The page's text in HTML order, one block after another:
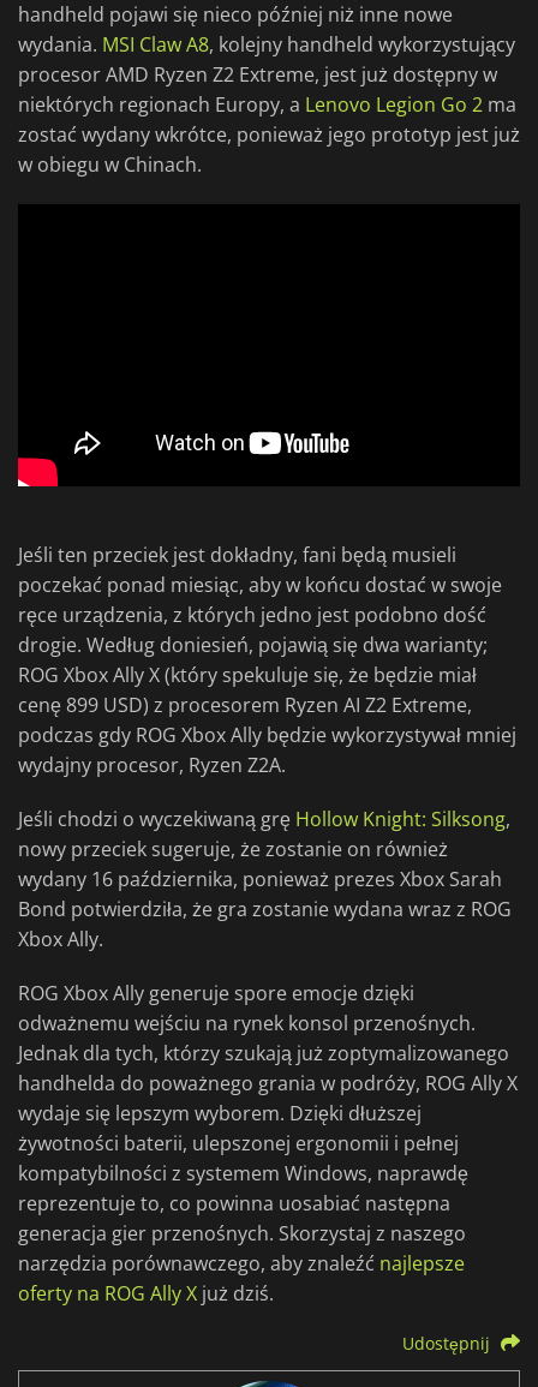
handheld pojawi się nieco później niż inne nowe
wydania. MSI Claw A8, kolejny handheld wykorzystujący
procesor AMD Ryzen Z2 Extreme, jest już dostępny w
niektórych regionach Europy, a Lenovo Legion Go 2 ma
zostać wydany wkrótce, ponieważ jego prototyp jest już
w obiegu w Chinach.
Jeśli ten przeciek jest dokładny, fani będą musieli
poczekać ponad miesiąc, aby w końcu dostać w swoje
ręce urządzenia, z których jedno jest podobno dość
drogie. Według doniesień, pojawią się dwa warianty;
ROG Xbox Ally X (który spekuluje się, że będzie miał
cenę 899 USD) z procesorem Ryzen AI Z2 Extreme,
podczas gdy ROG Xbox Ally będzie wykorzystywał mniej
wydajny procesor, Ryzen Z2A.
Jeśli chodzi o wyczekiwaną grę Hollow Knight: Silksong,
nowy przeciek sugeruje, że zostanie on również
wydany 16 października, ponieważ prezes Xbox Sarah
Bond potwierdziła, że gra zostanie wydana wraz z ROG
Xbox Ally.
ROG Xbox Ally generuje spore emocje dzięki
odważnemu wejściu na rynek konsol przenośnych.
Jednak dla tych, którzy szukają już zoptymalizowanego
handhelda do poważnego grania w podróży, ROG Ally X
wydaje się lepszym wyborem. Dzięki dłuższej
żywotności baterii, ulepszonej ergonomii i pełnej
kompatybilności z systemem Windows, naprawdę
reprezentuje to, co powinna uosabiać następna
generacja gier przenośnych. Skorzystaj z naszego
narzędzia porównawczego, aby znaleźć najlepsze
oferty na ROG Ally X już dziś.
Udostępnij